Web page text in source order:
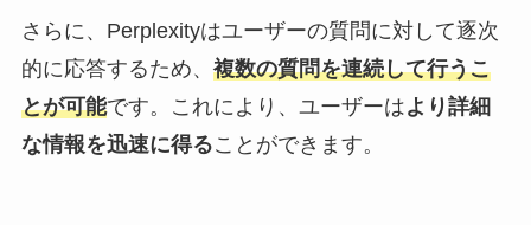
さらに、Perplexityはユーザーの質問に対して逐次
的に応答するため、 複数の質問を連続して行うこ
とが可能です。これにより、ユーザーはより詳細
な情報を迅速に得ることができます。